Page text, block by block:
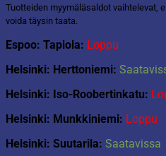
Tuotteiden myymäläsaldot vaihtelevat,
voida täysin taata.
Espoo: Tapiola: Loppu
Helsinki: Herttoniemi:
Helsinki: Iso-Roobertinkatu:
Helsinki: Munkkiniemi: Loppu
Helsinki: Suutarila: Saatavissa